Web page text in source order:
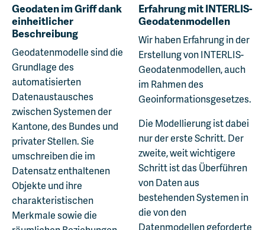
Geodaten im Griff dank
einheitlicher
Beschreibung
Geodatenmodelle sind die
Grundlage des
automatisierten
Datenaustausches
zwischen Systemen der
Kantone, des Bundes und
privater Stellen. Sie
umschreiben die im
Datensatz enthaltenen
Objekte und ihre
charakteristischen
Merkmale sowie die
Erfahrung mit INTERLIS-
Geodatenmodellen
Wir haben Erfahrung in der
Erstellung von INTERLIS-
Geodatenmodellen, auch
im Rahmen des
Geoinformationsgesetzes.
Die Modellierung ist dabei
nur der erste Schritt. Der
zweite, weit wichtigere
Schritt ist das Überführen
von Daten aus
bestehenden Systemen in
die von den
Datenmodellen geforderte